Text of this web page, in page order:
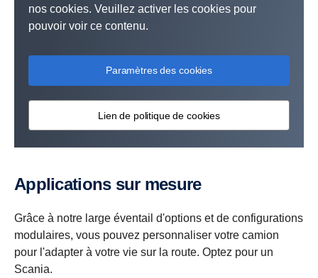
nos cookies. Veuillez activer les cookies pour
pouvoir voir ce contenu.
Paramètres des cookies
Lien de politique de cookies
Applications sur mesure
Grâce à notre large éventail d'options et de configurations
modulaires, vous pouvez personnaliser votre camion
pour l'adapter à votre vie sur la route. Optez pour un
Scania.